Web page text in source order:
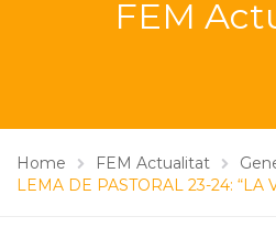
FEM
Home FEM Actualitat
LEMA DE PASTORAL 23-24: “LA